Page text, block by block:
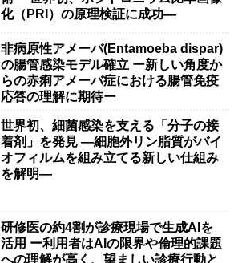
化（PRI）の原理検証に成功―
非病原性アメーバ(Entamoeba dispar)
の腸管感染モデル確立 ー新しい角度か
らの赤痢アメーバ症における腸管免疫
応答の理解に期待ー
世界初、細菌感染を支える「分子の接
着剤」を発見 ―細胞外リン脂質がバイ
オフィルムを組み立てる新しい仕組み
を解明―
研修医の約4割が診療現場で生成AIを
活用 ー利用者はAIの限界や倫理的課題
への理解が高く、望ましい診療行動と